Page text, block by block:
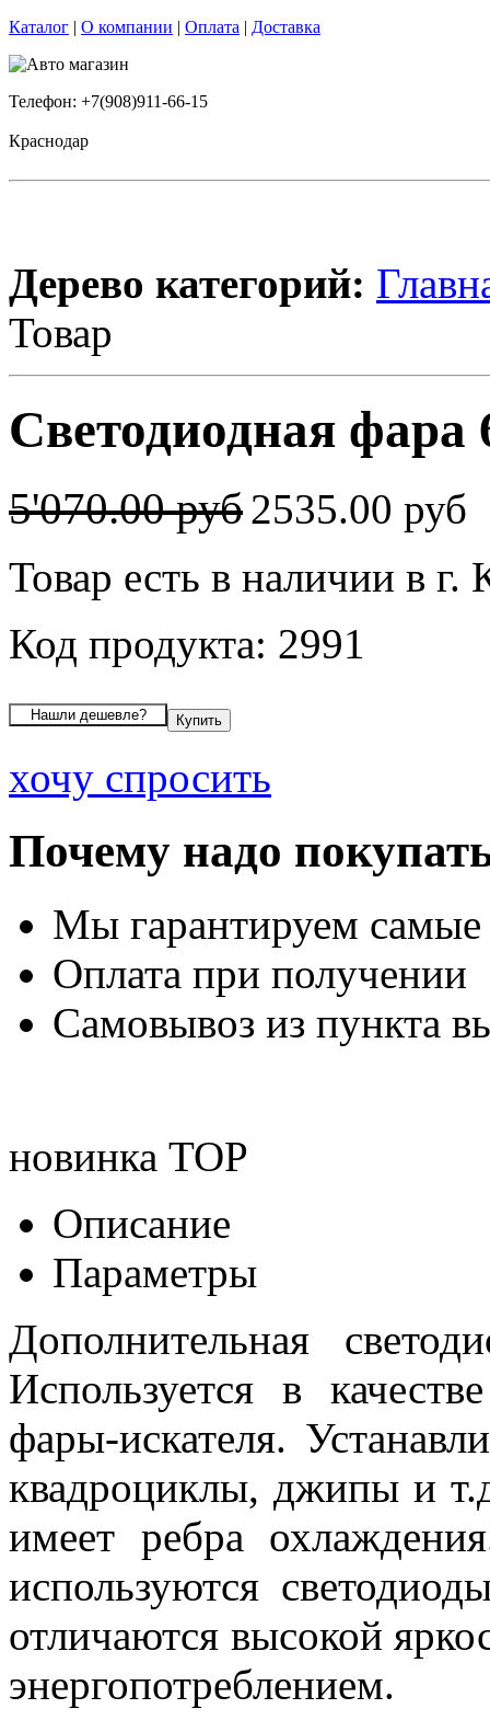
Каталог | О компании | Оплата | Доставка
Телефон: +7(908)911-66-15
Краснодар
Дерево категорий:
Товар
Светодиодная фара
5'070.00 руб2535.00 руб
Товар есть в наличии в г.
Код продукта: 2991
хочу спросить
Почему надо
Мы гарантируем
Оплата при получении
Самовывоз из пункта
новинка TOP
Описание
Параметры
Дополнительная
Используется в
фары-искателя.
квадроциклы, джипы и
имеет ребра
используются
отличаются высокой
энергопотреблением.